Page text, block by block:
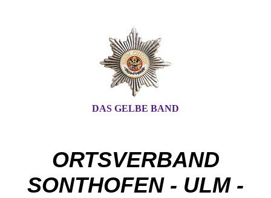
DAS GELBE BAND
ORTSVERBAND
SONTHOFEN - ULM -